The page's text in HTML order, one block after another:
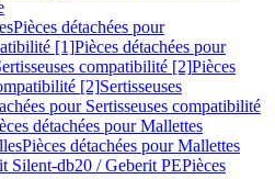
Pièces détachées pour
[1]Pièces détachées pour
compatibilité [2]Pièces
[2]Sertisseuses
pour Sertisseuses compatibilité
détachées pour Mallettes
Pièces détachées pour Mallettes
Silent-db20 / Geberit PEPièces